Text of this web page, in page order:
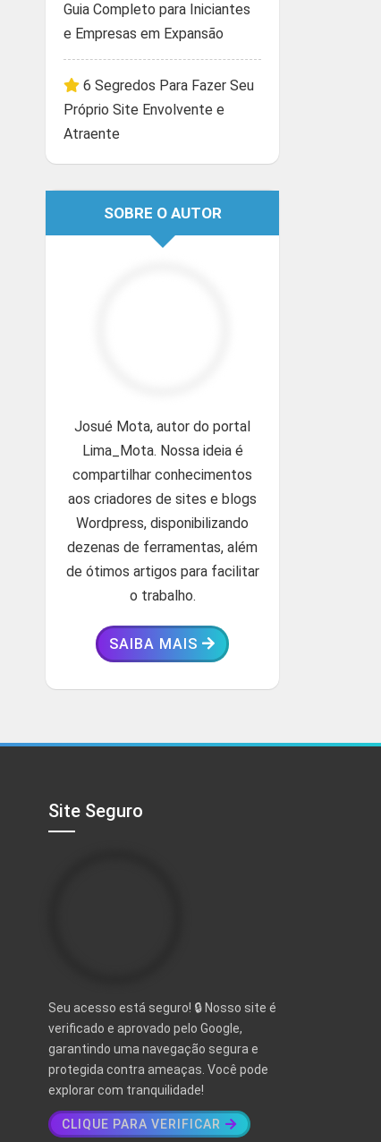
Guia Completo para Iniciantes
e Empresas em Expansão
6 Segredos Para Fazer Seu
Próprio Site Envolvente e
Atraente
SOBRE O AUTOR
Josué Mota, autor do portal
Lima_Mota. Nossa ideia é
compartilhar conhecimentos
aos criadores de sites e blogs
Wordpress, disponibilizando
dezenas de ferramentas, além
de ótimos artigos para facilitar
o trabalho.
SAIBA MAIS
Site Seguro
Seu acesso está seguro! 🔒 Nosso site é
verificado e aprovado pelo Google,
garantindo uma navegação segura e
protegida contra ameaças. Você pode
explorar com tranquilidade!
CLIQUE PARA VERIFICAR